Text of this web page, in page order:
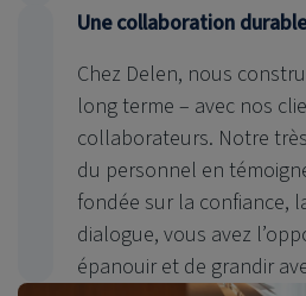
Une collaboration durable
Chez Delen, nous
long terme – avec nos
collaborateurs. Notre
du personnel en
fondée sur la confiance,
dialogue, vous avez
épanouir et de grandir